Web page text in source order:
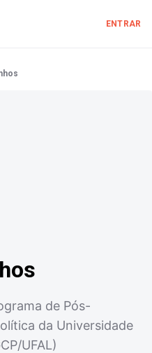
ENTRAR
de Pós-
da Universidade
UFAL)